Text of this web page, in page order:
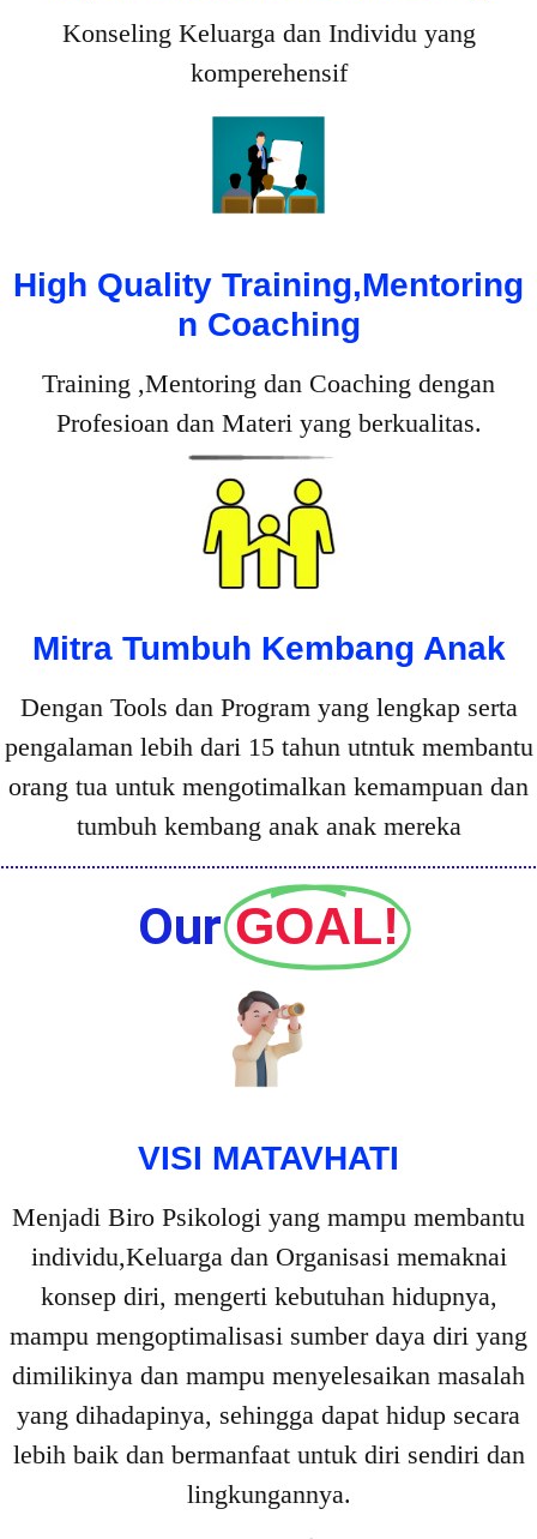
Konseling Keluarga dan Individu yang
komperehensif
High Quality Training,Mentoring
n Coaching
Training ,Mentoring dan Coaching dengan
Profesioan dan Materi yang berkualitas.
Mitra Tumbuh Kembang Anak
Dengan Tools dan Program yang lengkap serta
pengalaman lebih dari 15 tahun utntuk membantu
orang tua untuk mengotimalkan kemampuan dan
tumbuh kembang anak anak mereka
Our GOAL!
VISI MATAVHATI
Menjadi Biro Psikologi yang mampu membantu
individu,Keluarga dan Organisasi memaknai
konsep diri, mengerti kebutuhan hidupnya,
mampu mengoptimalisasi sumber daya diri yang
dimilikinya dan mampu menyelesaikan masalah
yang dihadapinya, sehingga dapat hidup secara
lebih baik dan bermanfaat untuk diri sendiri dan
lingkungannya.